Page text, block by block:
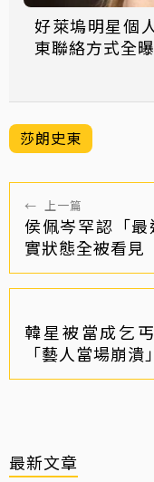
好萊塢明星個
東聯絡方式全
莎朗史東
← 上一篇
侯佩岑罕認「
實狀態全被看見
韓星被當成乞
「藝人當場崩潰」
最新文章